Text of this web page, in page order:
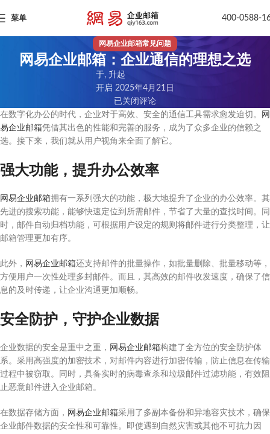
菜单 400-0588-
网易企业邮箱常见问题
网易企业邮箱：企业通信的理想之选
于, 升起
开启 2025年4月21日
已关闭评论
在数字化办公的时代，企业对于高效、安全的通信工具需求愈发迫切。
网
易企业邮箱凭借其出色的性能和完善的服务，成为了众多企业的信赖之
选。接下来，我们就从用户视角来全面了解它。
强大功能，提升办公效率
网易企业邮箱拥有一系列强大的功能，极大地提升了企业的办公效率。其
先进的搜索功能，能够快速定位到所需邮件，节省了大量的查找时间。同
时，邮件自动归档功能，可根据用户设定的规则将邮件进行分类整理，让
邮箱管理更加有序。
此外， 网易企业邮箱还支持邮件的批量操作，如批量删除、批量移动等，
方便用户一次性处理多封邮件。而且，其高效的邮件收发速度，确保了信
息的及时传递，让企业沟通更加顺畅。
安全防护，守护企业数据
企业数据的安全是重中之重， 网易企业邮箱构建了全方位的安全防护体
系。采用高强度的加密技术，对邮件内容进行加密传输，防止信息在传输
过程中被窃取。同时，具备实时的病毒查杀和垃圾邮件过滤功能，有效阻
止恶意邮件进入企业邮箱。
在数据存储方面， 网易企业邮箱采用了多副本备份和异地容灾技术，确保
企业邮件数据的安全性和可靠性。即使遇到自然灾害或其他不可抗力因